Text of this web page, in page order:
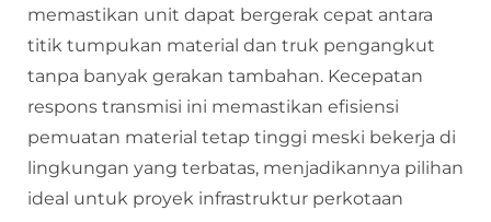
memastikan unit dapat bergerak cepat antara
titik tumpukan material dan truk pengangkut
tanpa banyak gerakan tambahan. Kecepatan
respons transmisi ini memastikan efisiensi
pemuatan material tetap tinggi meski bekerja di
lingkungan yang terbatas, menjadikannya pilihan
ideal untuk proyek infrastruktur perkotaan